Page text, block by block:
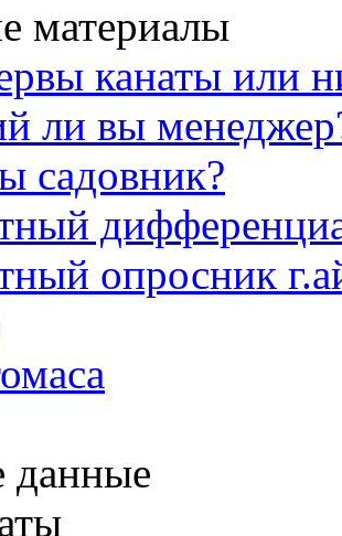
материалы
канаты или
ли вы
садовник?
опросник
данные